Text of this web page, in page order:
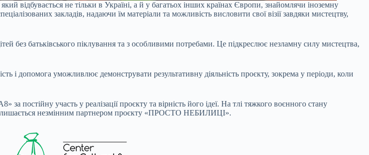
не тільки в Україні, а й у багатьох інших країнах Європи, знайомлячи іноземну
закладів, надаючи їм матеріали та можливість висловити свої візії завдяки мистецтву,
без батьківського піклування та з особливими потребами. Це підкреслює незламну силу мистецтва,
і допомога уможливлює демонструвати результативну діяльність проєкту, зокрема у періоди, коли
участь у реалізації проєкту та вірність його ідеї. На тлі тяжкого воєнного стану
залишається незмінним партнером проєкту «ПРОСТО НЕБИЛИЦІ».